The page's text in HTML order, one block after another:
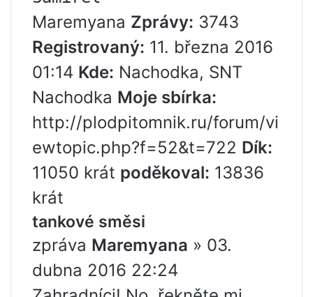
Maremyana Zprávy: 3743
Registrovaný: 11. března 2016
01:14 Kde: Nachodka, SNT
Nachodka Moje sbírka:
http://plodpitomnik.ru/forum/vi
ewtopic.php?f=52&t=722 Dík:
11050 krát poděkoval: 13836
krát
tankové směsi
zpráva Maremyana » 03.
dubna 2016 22:24